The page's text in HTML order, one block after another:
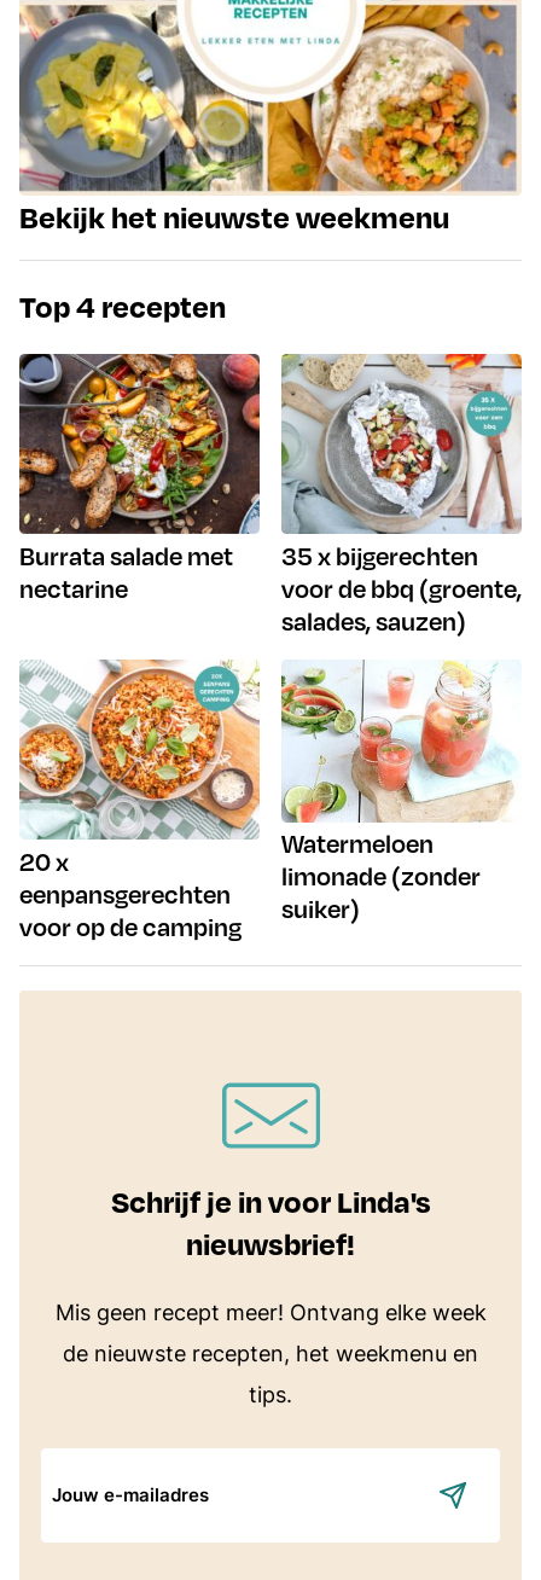
Bekijk het nieuwste weekmenu
Top 4 recepten
Burrata salade met
nectarine
35 x bijgerechten
voor de bbq (groente,
salades, sauzen)
20 x
eenpansgerechten
voor op de camping
Watermeloen
limonade (zonder
suiker)
Schrijf je in voor Linda's
nieuwsbrief!
Mis geen recept meer! Ontvang elke week
de nieuwste recepten, het weekmenu en
tips.
mailadres